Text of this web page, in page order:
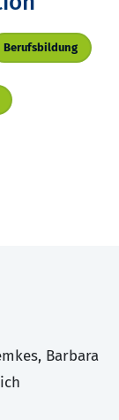
Berufsbildung
Barbara